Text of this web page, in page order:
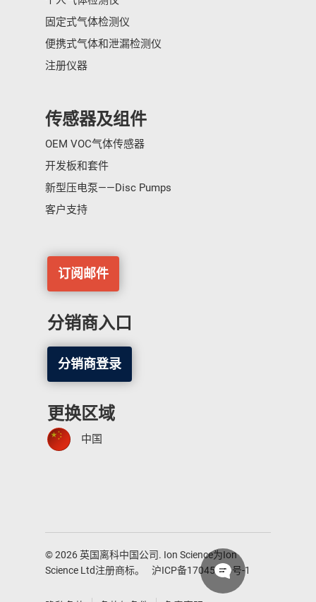
固定式气体检测仪
便携式气体和泄漏检测仪
注册仪器
传感器及组件
OEM VOC气体传感器
开发板和套件
新型压电泵——Disc Pumps
客户支持
订阅邮件
分销商入口
分销商登录
更换区域
中国
© 2026 英国离科中国公司. Ion Science为Ion
Science Ltd注册商标。
沪ICP备17045474号-1